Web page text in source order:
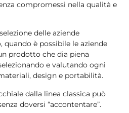
compromessi nella qualità e
delle aziende
è possibile le aziende
prodotto che dia piena
e valutando ogni
design e portabilità.
dalla linea classica può
doversi “accontentare”.